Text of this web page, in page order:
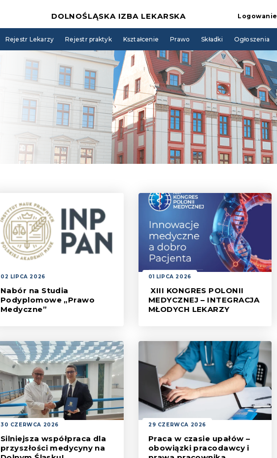
DOLNOŚLĄSKA IZBA LEKARSKA Logowanie
Rejestr Lekarzy Rejestr praktyk Kształcenie Prawo Składki Ogłoszenia
02 LIPCA 2026
Nabór na Studia
Podyplomowe „Prawo
Medyczne”
umożliwia przedstawienie
szerokiego spektrum zagadnień.
01 LIPCA 2026
XIII KONGRES POLONII
MEDYCZNEJ – INTEGRACJA
MŁODYCH LEKARZY
Młodych Medyków, która
odbędzie się w ramach wydarzeń
towarzyszących XIII Kongresowi
Polonii Medyczne.
30 CZERWCA 2026
Silniejsza współpraca dla
przyszłości medycyny na
29 CZERWCA 2026
Praca w czasie upałów –
obowiązki pracodawcy i